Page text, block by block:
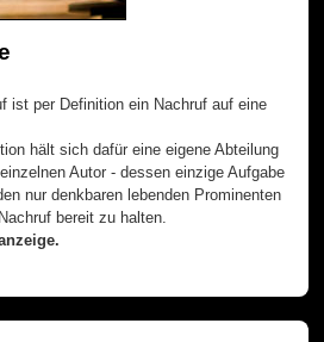
ist per Definition ein Nachruf auf eine
hält sich dafür eine eigene Abteilung
Autor - dessen einzige Aufgabe
nur denkbaren lebenden Prominenten
bereit zu halten.